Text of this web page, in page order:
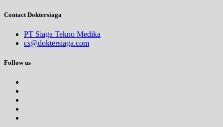
Contact Doktersiaga
PT Siaga Tekno Medika
cs@doktersiaga.com
Follow us